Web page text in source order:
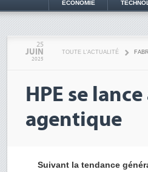
ÉCONOMIE
25
JUIN
2025
TOUTE L'ACTUALITÉ
HPE se
agentique
Suivant la tendance